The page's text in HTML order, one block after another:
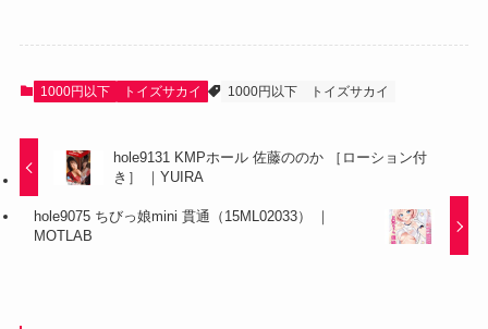
1000円以下 トイズサカイ 1000円以下 トイズサカイ
hole9131 KMPホール 佐藤ののか ［ローション付
き］ ｜YUIRA
hole9075 ちびっ娘mini 貫通（15ML02033） ｜
MOTLAB